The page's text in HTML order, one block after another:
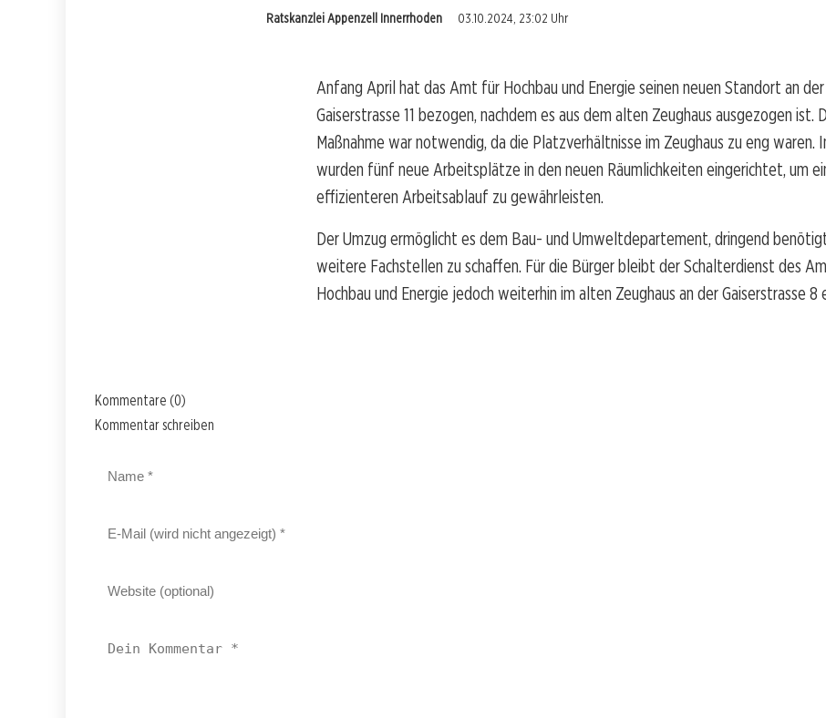
Ratskanzlei Appenzell Innerrhoden 03.10.2024, 23:02 Uhr
Anfang April hat das Amt für Hochbau und Energie seinen neuen Standort an der
Gaiserstrasse 11 bezogen, nachdem es aus dem alten Zeughaus ausgezogen ist.
Maßnahme war notwendig, da die Platzverhältnisse im Zeughaus zu eng waren.
wurden fünf neue Arbeitsplätze in den neuen Räumlichkeiten eingerichtet, um
effizienteren Arbeitsablauf zu gewährleisten.
Der Umzug ermöglicht es dem Bau- und Umweltdepartement, dringend
weitere Fachstellen zu schaffen. Für die Bürger bleibt der Schalterdienst des
Hochbau und Energie jedoch weiterhin im alten Zeughaus an der Gaiserstrasse 8
Kommentare (0)
Kommentar schreiben